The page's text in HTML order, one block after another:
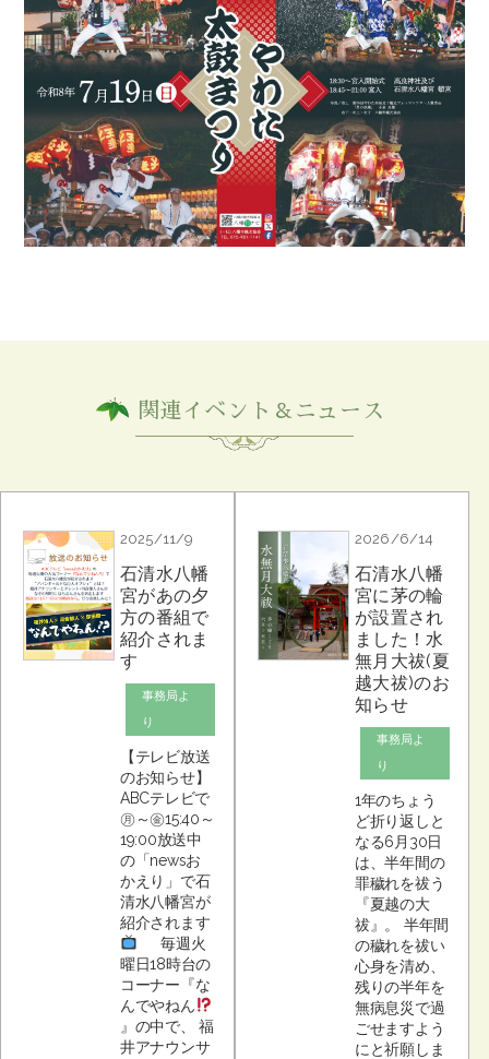
関連イベント＆ニュース
2025/11/9
石清水八幡
宮があの夕
方の番組で
紹介されま
す
事務局よ
り
【テレビ放送
のお知らせ】
ABCテレビで
㊊～㊎15:40～
19:00放送中
の「newsお
かえり」で石
清水八幡宮が
紹介されます
毎週火
曜日18時台の
コーナー『な
んでやねん
』の中で、 福
井アナウンサ
2026/6/14
石清水八幡
宮に茅の輪
が設置され
ました！水
無月大祓(夏
越大祓)のお
知らせ
事務局よ
り
1年のちょう
ど折り返しと
なる6月30日
は、半年間の
罪穢れを祓う
『夏越の大
祓』。 半年間
の穢れを祓い
心身を清め、
残りの半年を
無病息災で過
ごせますよう
にと祈願しま